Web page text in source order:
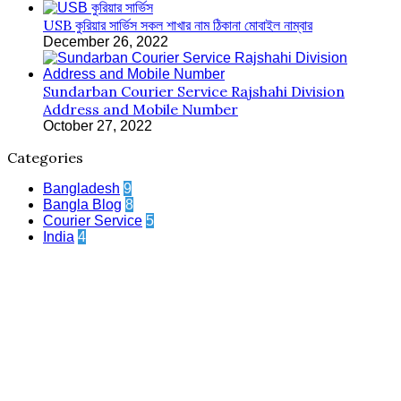
USB কুরিয়ার সার্ভিস সকল শাখার নাম ঠিকানা মোবাইল নাম্বার
December 26, 2022
Sundarban Courier Service Rajshahi Division
Address and Mobile Number
October 27, 2022
Categories
Bangladesh 9
Bangla Blog 8
Courier Service 5
India 4